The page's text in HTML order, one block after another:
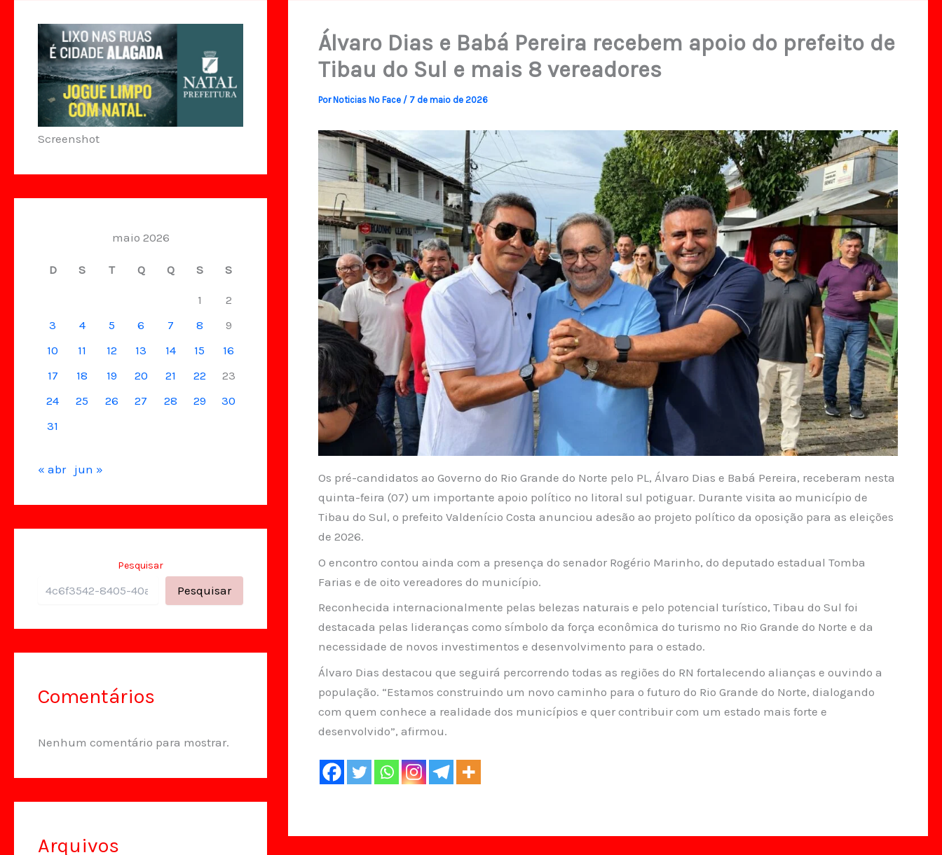
Screenshot
maio 2026
D S T Q Q S S
1
2
3
4 5 6 7 8
9
10
11 12 13 14 15
16
17
18 19 20 21 22
23
24
25 26 27 28 29
30
31
« abr jun »
Pesquisar
Pesquisar
Comentários
Nenhum comentário para mostrar.
Arquivos
Álvaro Dias e Babá Pereira recebem apoio do prefeito de
Tibau do Sul e mais 8 vereadores
PorNoticias No Face / 7 de maio de 2026
Os pré-candidatos ao Governo do Rio Grande do Norte pelo PL, Álvaro Dias e Babá Pereira, receberam nesta
quinta-feira (07) um importante apoio político no litoral sul potiguar. Durante visita ao município de
Tibau do Sul, o prefeito Valdenício Costa anunciou adesão ao projeto político da oposição para as eleições
de 2026.
O encontro contou ainda com a presença do senador Rogério Marinho, do deputado estadual Tomba
Farias e de oito vereadores do município.
Reconhecida internacionalmente pelas belezas naturais e pelo potencial turístico, Tibau do Sul foi
destacada pelas lideranças como símbolo da força econômica do turismo no Rio Grande do Norte e da
necessidade de novos investimentos e desenvolvimento para o estado.
Álvaro Dias destacou que seguirá percorrendo todas as regiões do RN fortalecendo alianças e ouvindo a
população. “Estamos construindo um novo caminho para o futuro do Rio Grande do Norte, dialogando
com quem conhece a realidade dos municípios e quer contribuir com um estado mais forte e
desenvolvido”, afirmou.